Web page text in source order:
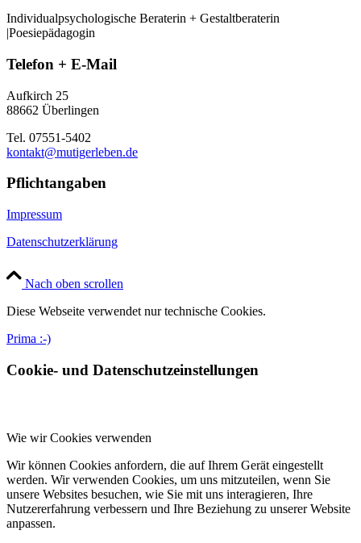
Individualpsychologische Beraterin + Gestaltberaterin
|Poesiepädagogin
Telefon + E-Mail
Aufkirch 25
88662 Überlingen
Tel. 07551-5402
kontakt@mutigerleben.de
Pflichtangaben
Impressum
Datenschutzerklärung
Nach oben scrollen
Diese Webseite verwendet nur technische Cookies.
Prima :-)
Cookie- und Datenschutzeinstellungen
Wie wir Cookies verwenden
Wir können Cookies anfordern, die auf Ihrem Gerät eingestellt
werden. Wir verwenden Cookies, um uns mitzuteilen, wenn Sie
unsere Websites besuchen, wie Sie mit uns interagieren, Ihre
Nutzererfahrung verbessern und Ihre Beziehung zu unserer Website
anpassen.